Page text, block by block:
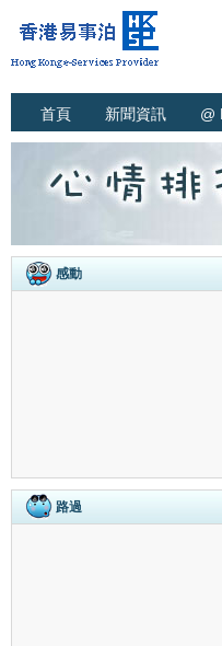
首頁 新聞資訊 @
感動
路過